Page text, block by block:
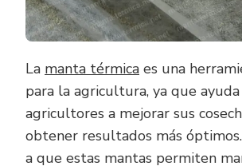
La manta térmica es una
para la agricultura, ya que
agricultores a mejorar sus
obtener resultados más
a que estas mantas permiten